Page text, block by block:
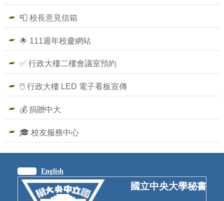
📮 校長意見信箱
🌟 111週年校慶網站
✅ 行政大樓二樓會議室預約
🖱️ 行政大樓 LED 電子看板宣傳
💰 捐贈中大
🎓 校友服務中心
English
國立中央大學秘書室